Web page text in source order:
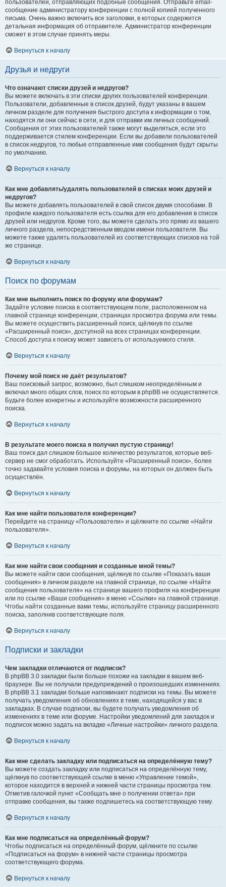
пользователей, отправляющих подобные сообщения. Отправьте email-
сообщение администратору конференции с полной копией полученного
письма. Очень важно включить все заголовки, в которых содержится
детальная информация об отправителе. Администратор конференции
сможет в этом случае принять меры.
Вернуться к началу
Друзья и недруги
Что означают списки друзей и недругов?
Вы можете включать в эти списки других пользователей конференции.
Пользователи, добавленные в список друзей, будут указаны в вашем
личном разделе для получения быстрого доступа к информации о том,
находятся ли они сейчас в сети, и для отправки им личных сообщений.
Сообщения от этих пользователей также могут выделяться, если это
поддерживается стилем конференции. Если вы добавили пользователей
в список недругов, то любые отправленные ими сообщения будут скрыты
по умолчанию.
Вернуться к началу
Как мне добавлять/удалять пользователей в списках моих друзей и
недругов?
Вы можете добавлять пользователей в свой список двумя способами. В
профиле каждого пользователя есть ссылка для его добавления в список
друзей или недругов. Кроме того, вы можете сделать это прямо из вашего
личного раздела, непосредственным вводом имени пользователя. Вы
можете также удалять пользователей из соответствующих списков на той
же странице.
Вернуться к началу
Поиск по форумам
Как мне выполнить поиск по форуму или форумам?
Задайте условие поиска в соответствующем поле, расположенном на
главной странице конференции, страницах просмотра форума или темы.
Вы можете осуществить расширенный поиск, щёлкнув по ссылке
«Расширенный поиск», доступной на всех страницах конференции.
Способ доступа к поиску может зависеть от используемого стиля.
Вернуться к началу
Почему мой поиск не даёт результатов?
Ваш поисковый запрос, возможно, был слишком неопределённым и
включал много общих слов, поиск по которым в phpBB не осуществляется.
Будьте более конкретны и используйте возможности расширенного
поиска.
Вернуться к началу
В результате моего поиска я получил пустую страницу!
Ваш поиск дал слишком большое количество результатов, которые веб-
сервер не смог обработать. Используйте «Расширенный поиск», более
точно задавайте условия поиска и форумы, на которых он должен быть
осуществлён.
Вернуться к началу
Как мне найти пользователя конференции?
Перейдите на страницу «Пользователи» и щёлкните по ссылке «Найти
пользователя».
Вернуться к началу
Как мне найти свои сообщения и созданные мной темы?
Вы можете найти свои сообщения, щёлкнув по ссылке «Показать ваши
сообщения» в личном разделе на главной странице, по ссылке «Найти
сообщения пользователя» на странице вашего профиля на конференции
или по ссылке «Ваши сообщения» в меню «Ссылки» на главной странице.
Чтобы найти созданные вами темы, используйте страницу расширенного
поиска, заполнив соответствующие поля.
Вернуться к началу
Подписки и закладки
Чем закладки отличаются от подписок?
В phpBB 3.0 закладки были больше похожи на закладки в вашем веб-
браузере. Вы не получали предупреждений о произошедших изменениях.
В phpBB 3.1 закладки больше напоминают подписки на темы. Вы можете
получать уведомления об обновлениях в теме, находящейся у вас в
закладках. В случае подписки, вы будете получать уведомления об
изменениях в теме или форуме. Настройки уведомлений для закладок и
подписок можно задать на вкладке «Личные настройки» личного раздела.
Вернуться к началу
Как мне сделать закладку или подписаться на определённую тему?
Вы можете создать закладку или подписаться на определённую тему,
щёлкнув по соответствующей ссылке в меню «Управление темой»,
которое находится в верхней и нижней части страницы просмотра тем.
Отметив галочкой пункт «Сообщать мне о получении ответа» при
отправке сообщения, вы также подпишетесь на соответствующую тему.
Вернуться к началу
Как мне подписаться на определённый форум?
Чтобы подписаться на определённый форум, щёлкните по ссылке
«Подписаться на форум» в нижней части страницы просмотра
соответствующего форума.
Вернуться к началу